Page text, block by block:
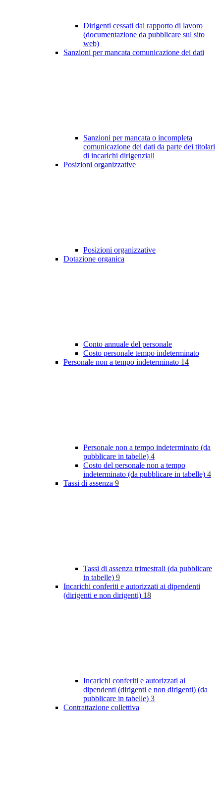
Dirigenti cessati dal rapporto di lavoro
(documentazione da pubblicare sul sito
web)
Sanzioni per mancata comunicazione dei dati
Sanzioni per mancata o incompleta
comunicazione dei dati da parte dei titolari
di incarichi dirigenziali
Posizioni organizzative
Posizioni organizzative
Dotazione organica
Conto annuale del personale
Costo personale tempo indeterminato
Personale non a tempo indeterminato 14
Personale non a tempo indeterminato (da
pubblicare in tabelle) 4
Costo del personale non a tempo
indeterminato (da pubblicare in tabelle) 4
Tassi di assenza 9
Tassi di assenza trimestrali (da pubblicare
in tabelle) 9
Incarichi conferiti e autorizzati ai dipendenti
(dirigenti e non dirigenti) 18
Incarichi conferiti e autorizzati ai
dipendenti (dirigenti e non dirigenti) (da
pubblicare in tabelle) 3
Contrattazione collettiva